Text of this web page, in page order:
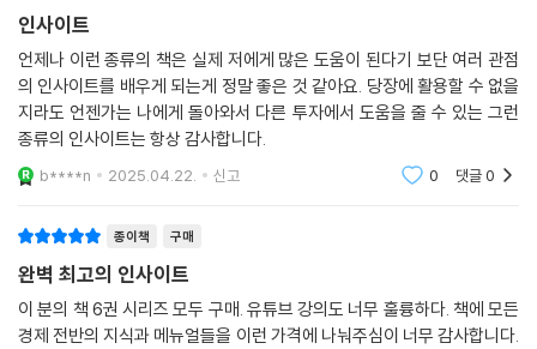
인사이트
언제나 이런 종류의 책은 실제 저에게 많은 도움이 된다기 보단 여러 관점
의 인사이트를 배우게 되는게 정말 좋은 것 같아요. 당장에 활용할 수 없을
지라도 언젠가는 나에게 돌아와서 다른 투자에서 도움을 줄 수 있는 그런
종류의 인사이트는 항상 감사합니다.
b****n 2025.04.22. 신고 0 댓글0
종이책 구매
완벽 최고의 인사이트
이 분의 책 6권 시리즈 모두 구매. 유튜브 강의도 너무 훌륭하다. 책에 모든
경제 전반의 지식과 메뉴얼들을 이런 가격에 나눠주심이 너무 감사합니다.